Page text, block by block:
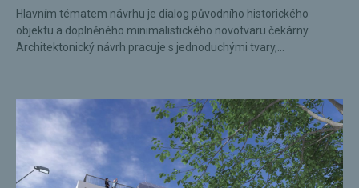
Hlavním tématem návrhu je dialog původního historického
objektu a doplněného minimalistického novotvaru čekárny.
Architektonický návrh pracuje s jednoduchými tvary,...